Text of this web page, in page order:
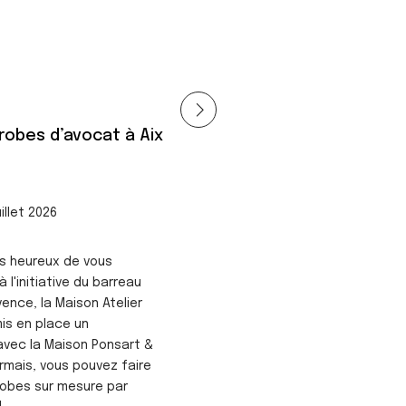
d’avocat à Aix
2026
heureux de vous
l'initiative du barreau
la Maison Atelier
en place un
la Maison Ponsart &
vous pouvez faire
sur mesure par